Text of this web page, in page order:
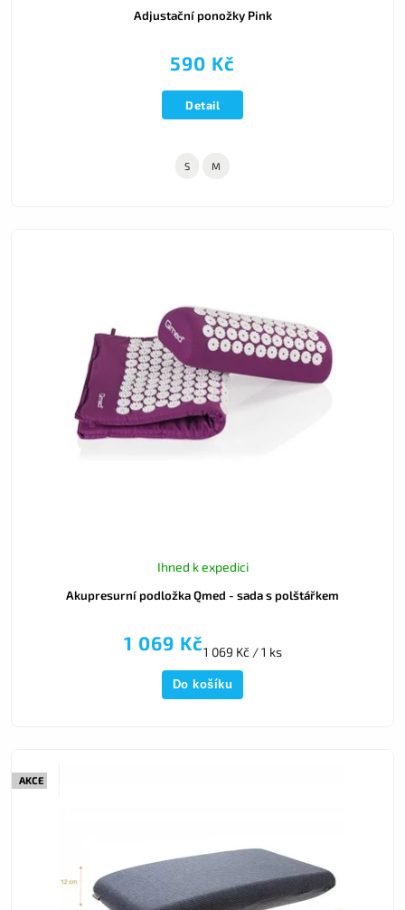
Adjustační ponožky Pink
590 Kč
Detail
S M
Akupresurní podložka Qmed - sada s polštářkem
Ihned k expedici
1 069 Kč1 069 Kč / 1 ks
Do košíku
AKCE